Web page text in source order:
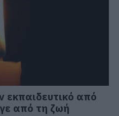
εκπαιδευτικό από
από τη ζωή